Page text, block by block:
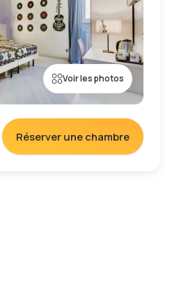
Voir les photos
Réserver une chambre